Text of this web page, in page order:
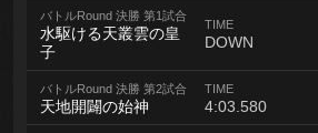
バトルRound 決勝 第1試合
水駆ける天叢雲の皇
子
TIME
DOWN
バトルRound 決勝 第2試合
天地開闢の始神
TIME
4:03.580